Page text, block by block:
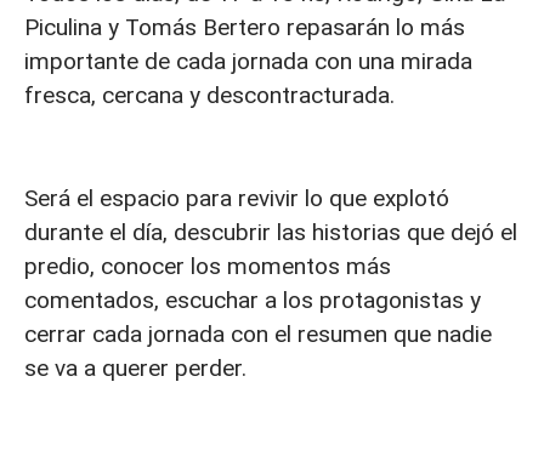
Piculina y Tomás Bertero repasarán lo más
importante de cada jornada con una mirada
fresca, cercana y descontracturada.
Será el espacio para revivir lo que explotó
durante el día, descubrir las historias que dejó el
predio, conocer los momentos más
comentados, escuchar a los protagonistas y
cerrar cada jornada con el resumen que nadie
se va a querer perder.